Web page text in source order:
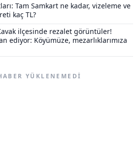
Tam Samkart ne kadar, vizeleme ve
kaç TL?
ilçesinde rezalet görüntüler!
ediyor: Köyümüze, mezarlıklarımıza
YÜKLENEMEDI